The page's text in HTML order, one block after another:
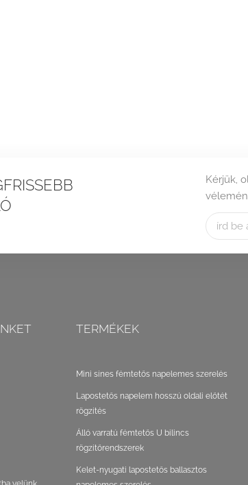
Kérjük,
TERMÉKEK
Mini sínes fémtetős napelemes szerelés
Lapostetős napelem hosszú oldali előtét
rögzítés
Álló varratú fémtetős U bilincs
rögzítőrendszerek
Kelet-nyugati lapostetős ballasztos